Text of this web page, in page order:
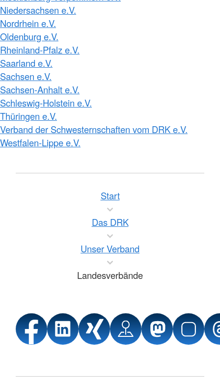
Niedersachsen e.V.
Nordrhein e.V.
Oldenburg e.V.
Rheinland-Pfalz e.V.
Saarland e.V.
Sachsen e.V.
Sachsen-Anhalt e.V.
Schleswig-Holstein e.V.
Thüringen e.V.
Verband der Schwesternschaften vom DRK e.V.
Westfalen-Lippe e.V.
Start
Das DRK
Unser Verband
Landesverbände